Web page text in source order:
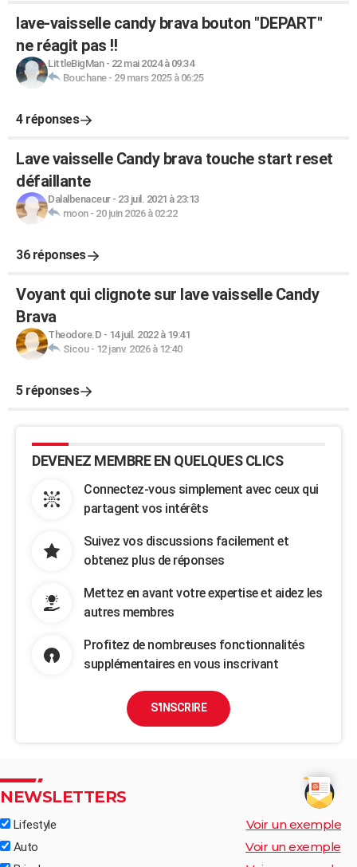
lave-vaisselle candy brava bouton "DEPART"
ne réagit pas !!
LittleBigMan- 22 mai 2024 à 09:34
Bouchane- 29 mars 2025 à 06:25
4 réponses
Lave vaisselle Candy brava touche start reset
défaillante
Dalalbenaceur- 23 juil. 2021 à 23:13
moon- 20 juin 2026 à 02:22
36 réponses
Voyant qui clignote sur lave vaisselle Candy
Brava
Theodore.D - 14 juil. 2022 à 19:41
Sicou- 12 janv. 2026 à 12:40
5 réponses
DEVENEZ MEMBRE EN QUELQUES CLICS
Connectez-vous simplement avec ceux qui
partagent vos intérêts
Suivez vos discussions facilement et
obtenez plus de réponses
Mettez en avant votre expertise et aidez les
autres membres
Profitez de nombreuses fonctionnalités
supplémentaires en vous inscrivant
S'INSCRIRE
NEWSLETTERS
Lifestyle Voir un exemple
Auto Voir un exemple